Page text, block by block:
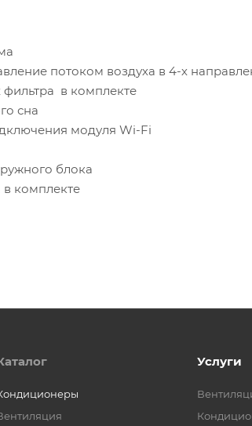
потоком воздуха в 4-х
фильтра в комплекте
сна
модуля Wi-Fi
блока
комплекте
Услуги